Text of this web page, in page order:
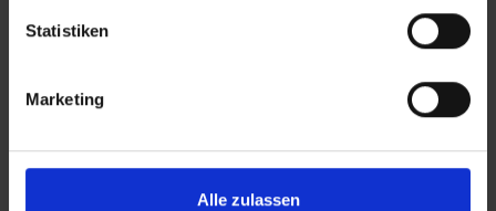
Statistiken
Marketing
Alle zulassen